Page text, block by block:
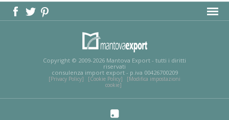
Copyright © 2009-2026 Mantova Export - tutti i diritti
riservati
consulenza import export - p.iva 00426700209
[Privacy Policy] [Cookie Policy]
[Modifica impostazioni
cookie]